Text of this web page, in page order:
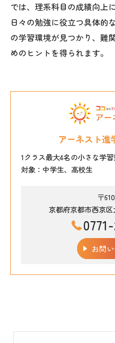
では、理系科目の成績向上
日々の勉強に役立つ具体的
の学習環境が見つかり、難
めのヒントを得られます。
アーネスト
1クラス最大4名の小さな学習
対象：中学生、高校生
〒
京都府京都市西京
お問